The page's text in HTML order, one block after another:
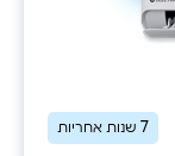
7